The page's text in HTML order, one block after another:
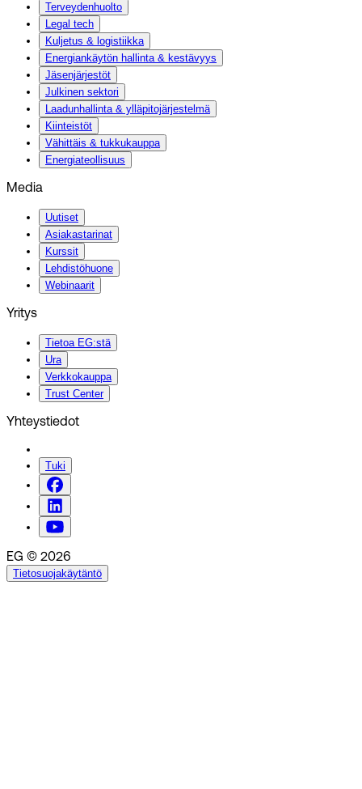
Terveydenhuolto
Legal tech
Kuljetus & logistiikka
Energiankäytön hallinta & kestävyys
Jäsenjärjestöt
Julkinen sektori
Laadunhallinta & ylläpitojärjestelmä
Kiinteistöt
Vähittäis & tukkukauppa
Energiateollisuus
Media
Uutiset
Asiakastarinat
Kurssit
Lehdistöhuone
Webinaarit
Yritys
Tietoa EG:stä
Ura
Verkkokauppa
Trust Center
Yhteystiedot
Tuki
EG © 2026
Tietosuojakäytäntö